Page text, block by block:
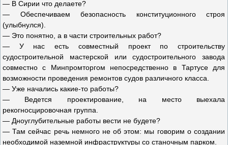
— В Сирии что делаете?
— Обеспечиваем безопасность конституционного строя
(улыбнулся).
— Это понятно, а в части строительных работ?
— У нас есть совместный проект по строительству
судостроительной мастерской или судостроительного завода
совместно с Минпромторгом непосредственно в Тартусе для
возможности проведения ремонтов судов различного класса.
— Уже начались какие-то работы?
— Ведется проектирование, на место выехала
рекогносцировочная группа.
— Дноуглубительные работы вести не будете?
— Там сейчас речь немного не об этом: мы говорим о создании
необходимой наземной инфраструктуры со станочным парком.